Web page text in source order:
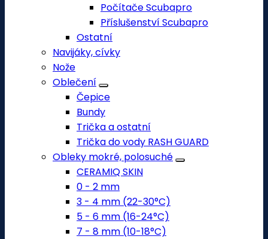
Počítače Scubapro
Příslušenství Scubapro
Ostatní
Navijáky, cívky
Nože
Oblečení
Čepice
Bundy
Trička a ostatní
Trička do vody RASH GUARD
Obleky mokré, polosuché
CERAMIQ SKIN
0 - 2 mm
3 - 4 mm (22-30°C)
5 - 6 mm (16-24°C)
7 - 8 mm (10-18°C)